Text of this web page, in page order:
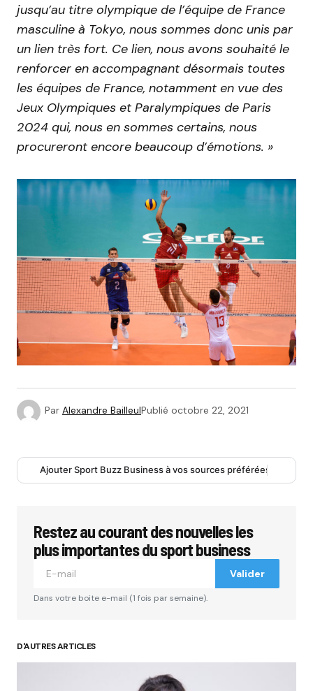
jusqu’au titre olympique de l’équipe de France
masculine à Tokyo, nous sommes donc unis par
un lien très fort. Ce lien, nous avons souhaité le
renforcer en accompagnant désormais toutes
les équipes de France, notamment en vue des
Jeux Olympiques et Paralympiques de Paris
2024 qui, nous en sommes certains, nous
procureront encore beaucoup d’émotions. »
Par Alexandre BailleulPublié octobre 22, 2021
Ajouter Sport Buzz Business à vos sources préférées
Restez au courant des nouvelles les
plus importantes du sport business
Valider
Dans votre boite e-mail (1 fois par semaine).
D'AUTRES ARTICLES